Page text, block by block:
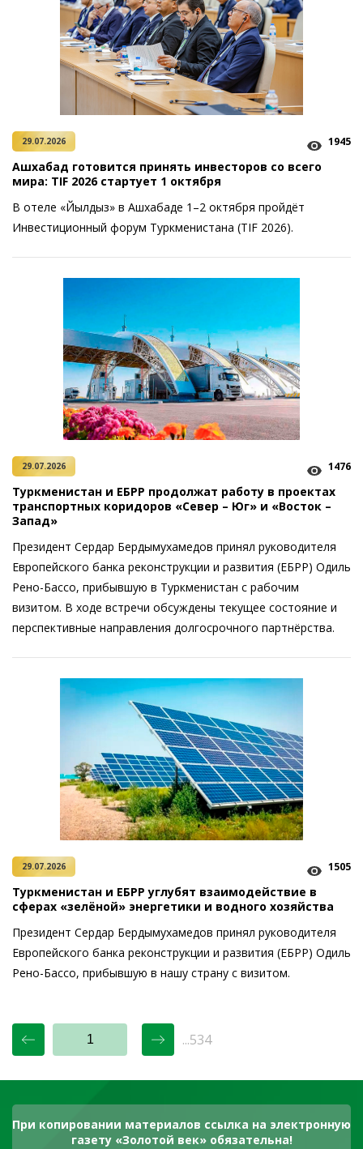
29.07.2026 1945
Ашхабад готовится принять инвесторов со всего
мира: TIF 2026 стартует 1 октября
В отеле «Йылдыз» в Ашхабаде 1–2 октября пройдёт
Инвестиционный форум Туркменистана (TIF 2026).
29.07.2026 1476
Туркменистан и ЕБРР продолжат работу в проектах
транспортных коридоров «Север – Юг» и «Восток –
Запад»
Президент Сердар Бердымухамедов принял руководителя
Европейского банка реконструкции и развития (ЕБРР) Одиль
Рено-Бассо, прибывшую в Туркменистан с рабочим
визитом. В ходе встречи обсуждены текущее состояние и
перспективные направления долгосрочного партнёрства.
29.07.2026 1505
Туркменистан и ЕБРР углубят взаимодействие в
сферах «зелёной» энергетики и водного хозяйства
Президент Сердар Бердымухамедов принял руководителя
Европейского банка реконструкции и развития (ЕБРР) Одиль
Рено-Бассо, прибывшую в нашу страну с визитом.
...534
При копировании материалов ссылка на электронную
газету «Золотой век» обязательна!